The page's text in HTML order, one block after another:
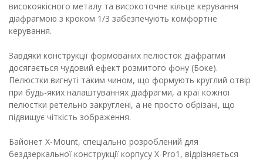
високоякісного металу та високоточне кільце керування
діафрагмою з кроком 1/3 забезпечують комфортне
керування.
Завдяки конструкції формованих пелюсток діафрагми
досягається чудовий ефект розмитого фону (Боке).
Пелюстки вигнуті таким чином, що формують круглий отвір
при будь-яких налаштуваннях діафрагми, а краї кожної
пелюстки ретельно закруглені, а не просто обрізані, що
підвищує чіткість зображення.
Байонет X-Mount, спеціально розроблений для
бездзеркальної конструкції корпусу X-Pro1, відрізняється